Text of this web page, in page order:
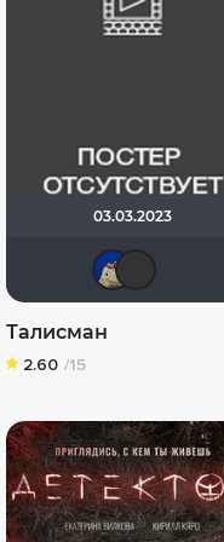
03.03.2023
Талисман
2.60 /15